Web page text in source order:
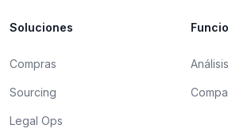
Soluciones
Compras
Sourcing
Legal Ops